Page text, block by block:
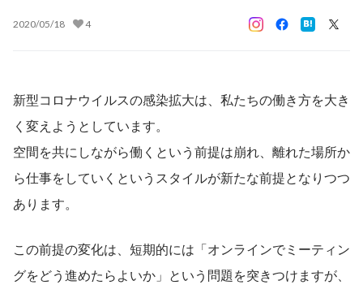
2020/05/18 4
新型コロナウイルスの感染拡大は、私たちの働き方を大き
く変えようとしています。
空間を共にしながら働くという前提は崩れ、離れた場所か
ら仕事をしていくというスタイルが新たな前提となりつつ
あります。
この前提の変化は、短期的には「オンラインでミーティン
グをどう進めたらよいか」という問題を突きつけますが、